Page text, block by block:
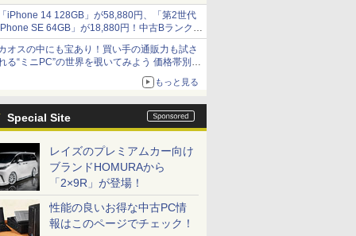
、水平周波数24.8kHz対応の17型モニターが
円、暑さ指数連動セール ほか
iPhone 14 128GB」が58,880円、「第2世代
SE 64GB」が18,880円！中古Bランク品
ール
オスの中にも宝あり！買い手の通販力も試さ
る“ミニPC”の世界を覗いてみよう 価格帯別に
様や特徴を整理、11製品をピックアップ text
もっと見る
Special Site
レイズのプレミアムカー向け
ブランドHOMURAから
「2×9R」が登場！
性能の良いお得な中古PC情
報はこのページでチェック！